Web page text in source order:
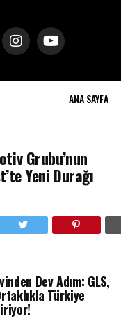
ANA SAYFA
Grubu’nun
Yeni Durağı
Dev Adım: GLS,
Türkiye